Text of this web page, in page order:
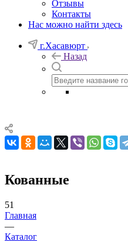
Отзывы
Контакты
Нас можно найти здесь
г.Хасавюрт
Назад
Кованные
51
Главная
—
Каталог